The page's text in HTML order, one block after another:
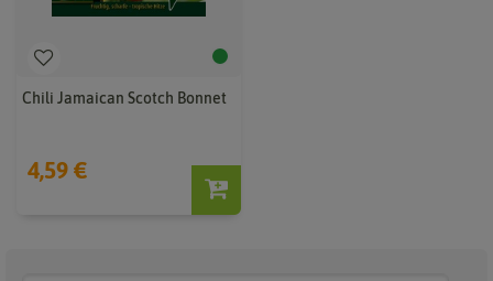
Chili Jamaican Scotch Bonnet
4,59 €